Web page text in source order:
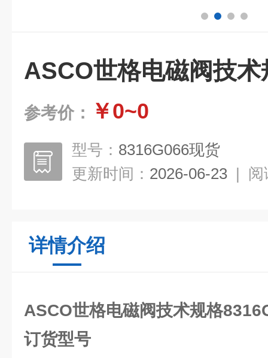
ASCO世格电磁阀技
参考价： ￥0~0
型号： 8316G066现货
更新时间： 2026-06-23 | 阅
详情介绍
ASCO世格电磁阀技术规格
订货型号